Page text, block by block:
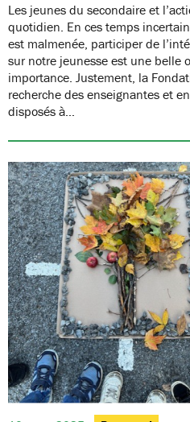
Les jeunes du secondaire et
quotidien. En ces temps
est malmenée, participer de
sur notre jeunesse est une belle
importance. Justement, la
recherche des enseignantes et
disposés à…